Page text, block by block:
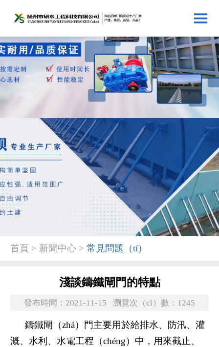
首頁 > 新聞中心 > 常見問題（tí）
淺談鑄鐵閘門的特點
發布時間：2021-11-15 瀏覽次（cì）數：1245
鑄鐵閘（zhá）門主要用於給排水、防汛、灌
溉、水利、水電工程（chéng）中，用來截止、